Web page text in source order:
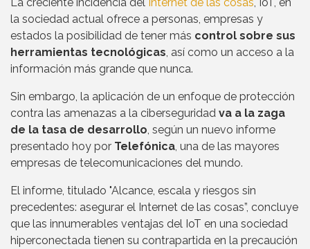
la sociedad actual ofrece a personas, empresas y
estados la posibilidad de tener más control sobre sus
herramientas tecnológicas, así como un acceso a la
información más grande que nunca.
Sin embargo, la aplicación de un enfoque de protección
contra las amenazas a la ciberseguridad va a la zaga
de la tasa de desarrollo, según un nuevo informe
presentado hoy por Telefónica, una de las mayores
empresas de telecomunicaciones del mundo.
El informe, titulado "Alcance, escala y riesgos sin
precedentes: asegurar el Internet de las cosas”, concluye
que las innumerables ventajas del IoT en una sociedad
hiperconectada tienen su contrapartida en la precaución